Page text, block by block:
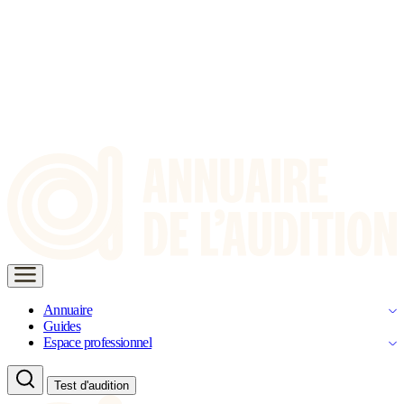
Annuaire
Guides
Espace professionnel
Test d'audition